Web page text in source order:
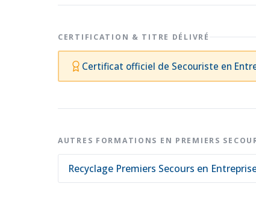
CERTIFICATION & TITRE DÉLIVRÉ
Certificat officiel de Secouriste en
AUTRES FORMATIONS EN PREMIERS
Recyclage Premiers Secours en